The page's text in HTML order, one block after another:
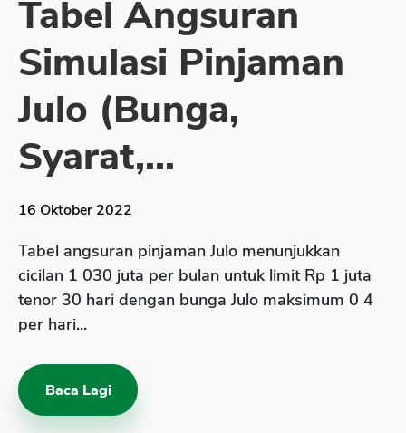
Sekuritas Saham
Bank Digital
Crypto
Assets Crypto
Exchange
Asuransi Kesehatan
Asuransi Syariah
Tabel Angsuran
Simulasi Pinjaman
Julo (Bunga,
Syarat,...
16 Oktober 2022
Tabel angsuran pinjaman Julo menunjukkan
cicilan 1 030 juta per bulan untuk limit Rp 1 juta
tenor 30 hari dengan bunga Julo maksimum 0 4
per hari...
Baca Lagi